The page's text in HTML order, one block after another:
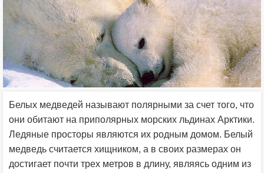
Белых медведей называют полярными за счет того, что
они обитают на приполярных морских льдинах Арктики.
Ледяные просторы являются их родным домом. Белый
медведь считается хищником, а в своих размерах он
достигает почти трех метров в длину, являясь одним из